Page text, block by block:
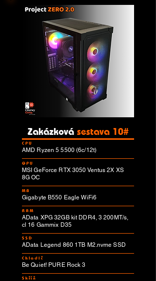
Zakázková sestava 10#
CPU
AMD Ryzen 5 5500 (6c/12t)
GPU
MSI GeForce RTX 3050 Ventus 2X XS
8G OC
MB
Gigabyte B550 Eagle WiFi6
RAM
AData XPG 32GB kit DDR4, 3 200MT/s,
cl 16 Gammix D35
SSD
AData Legend 860 1TB M2.nvme SSD
Chladič
Be Quiet! PURE Rock 3
Skříň